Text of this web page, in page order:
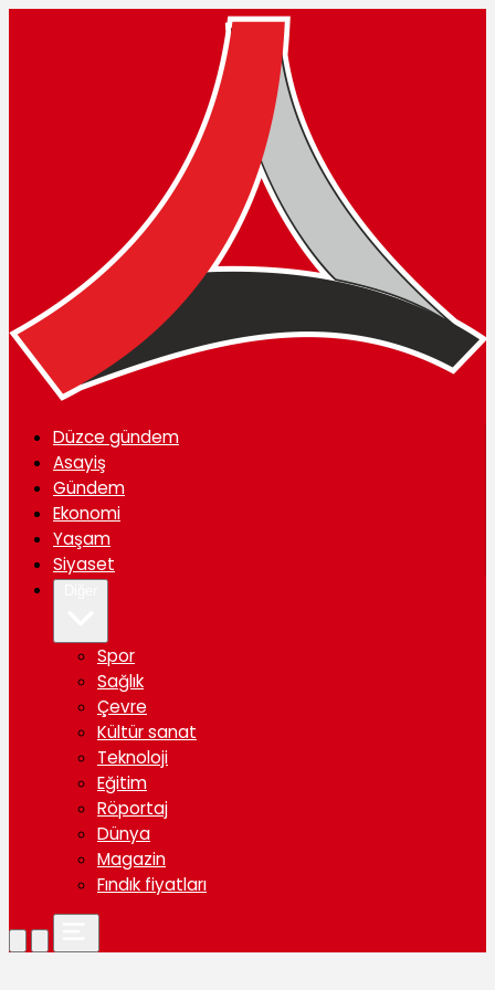
Düzce gündem
Asayiş
Gündem
Ekonomi
Yaşam
Siyaset
Spor
Sağlık
Çevre
Kültür sanat
Teknoloji
Eğitim
Röportaj
Dünya
Magazin
Fındık fiyatları